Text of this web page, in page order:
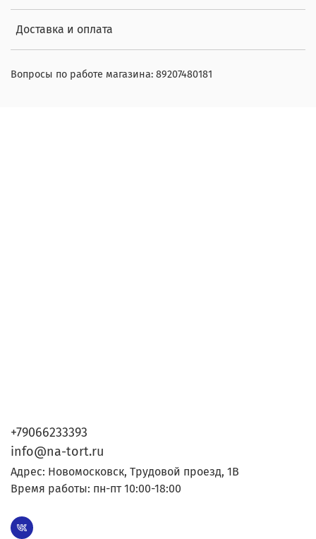
Доставка и оплата
Вопросы по работе магазина: 89207480181
+79066233393
info@na-tort.ru
Адрес: Новомосковск, Трудовой проезд, 1В
Время работы: пн-пт 10:00-18:00